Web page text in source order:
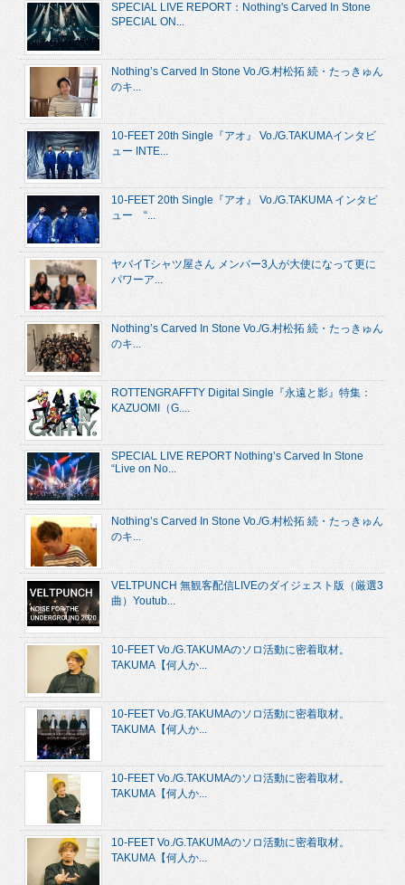
SPECIAL LIVE REPORT：Nothing's Carved In Stone
SPECIAL ON...
Nothing’s Carved In Stone Vo./G.村松拓 続・たっきゅん
のキ...
10-FEET 20th Single『アオ』 Vo./G.TAKUMAインタビ
ュー INTE...
10-FEET 20th Single『アオ』 Vo./G.TAKUMA インタビ
ュー “...
ヤバイTシャツ屋さん メンバー3人が大使になって更に
パワーア...
Nothing’s Carved In Stone Vo./G.村松拓 続・たっきゅん
のキ...
ROTTENGRAFFTY Digital Single『永遠と影』特集：
KAZUOMI（G....
SPECIAL LIVE REPORT Nothing’s Carved In Stone
“Live on No...
Nothing’s Carved In Stone Vo./G.村松拓 続・たっきゅん
のキ...
VELTPUNCH 無観客配信LIVEのダイジェスト版（厳選3
曲）Youtub...
10-FEET Vo./G.TAKUMAのソロ活動に密着取材。
TAKUMA【何人か...
10-FEET Vo./G.TAKUMAのソロ活動に密着取材。
TAKUMA【何人か...
10-FEET Vo./G.TAKUMAのソロ活動に密着取材。
TAKUMA【何人か...
10-FEET Vo./G.TAKUMAのソロ活動に密着取材。
TAKUMA【何人か...